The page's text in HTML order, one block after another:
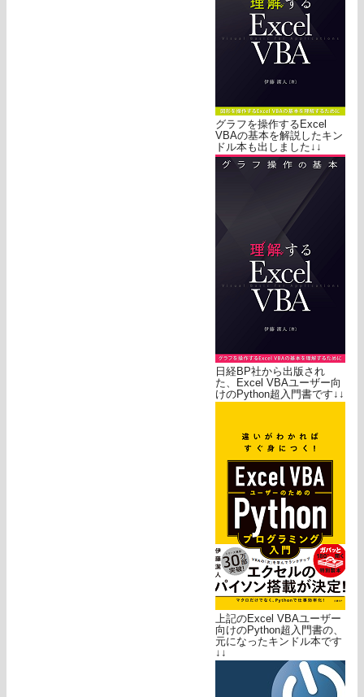
グラフを操作するExcel
VBAの基本を解説したキン
ドル本も出しました↓↓
日経BP社から出版され
た、Excel VBAユーザー向
けのPython超入門書です↓↓
上記のExcel VBAユーザー
向けのPython超入門書の、
元になったキンドル本です
↓↓